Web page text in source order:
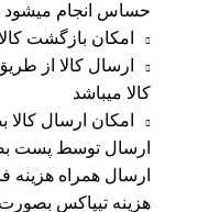
حساس انجام میشود
امکان بازگشت کالا به مدت 7 روز از زمان
ارسال کالا از
کالا میباشد
امکان ارسال
ارسال توسط پست
ارسال همراه هزینه
هزینه تیپاکس